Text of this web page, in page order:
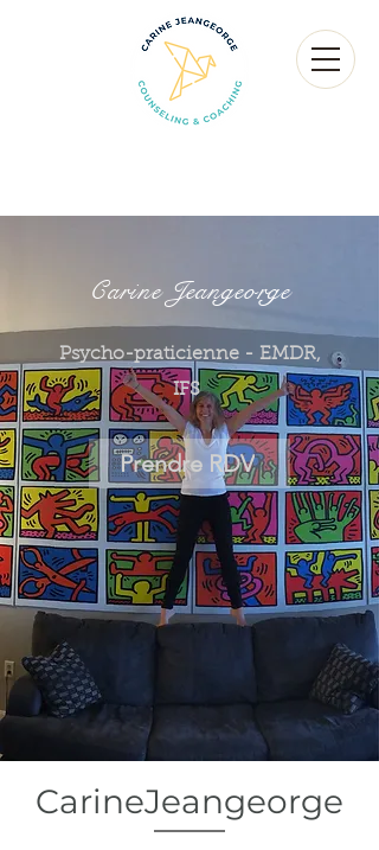
Carine Jeangeorge
Psycho-praticienne - EMDR,
IFS
Prendre RDV
CarineJeangeorge